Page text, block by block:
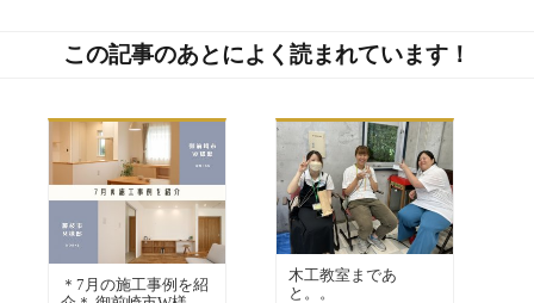
この記事のあとによく読まれています！
＊7月の施工事例を紹
木工教室まであ
と。。